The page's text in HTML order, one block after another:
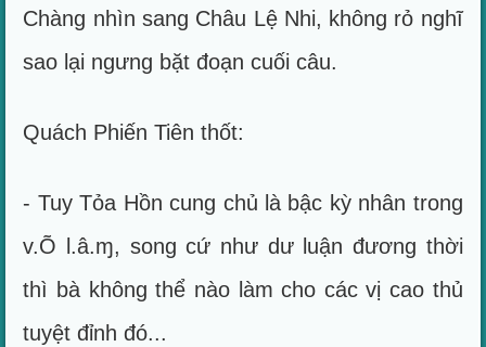
Chàng nhìn sang Châu Lệ Nhi, không rỏ nghĩ
sao lại ngưng bặt đoạn cuối câu.
Quách Phiến Tiên thốt:
- Tuy Tỏa Hồn cung chủ là bậc kỳ nhân trong
v.Õ l.â.ɱ, song cứ như dư luận đương thời
thì bà không thể nào làm cho các vị cao thủ
tuyệt đỉnh đó...